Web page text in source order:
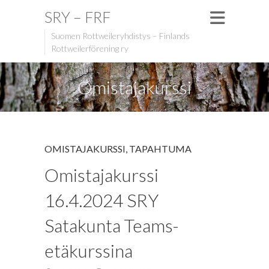
SRY – FRF
Suomen Rottweileryhdistys – Finlands
Rottweilerförening ry
Omistajakurssi
OMISTAJAKURSSI, TAPAHTUMA
Omistajakurssi
16.4.2024 SRY
Satakunta Teams-
etäkurssina